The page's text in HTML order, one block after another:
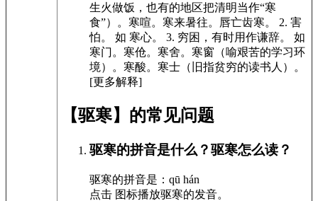
生火做饭，也有的地区把清明当作“寒
食”）。寒喧。寒来暑往。唇亡齿寒。
2. 害
怕。 如 寒心。 3. 穷困，有时用作谦辞。 如
寒门。寒伧。寒舍。寒窗（喻艰苦的学习环
境）。寒酸。寒士（旧指贫穷的读书人）。
[更多解释]
【驱寒】的常见问题
驱寒的拼音是什么？驱寒怎么读？
驱寒的拼音是：qū hán
点击 图标播放驱寒的发音。